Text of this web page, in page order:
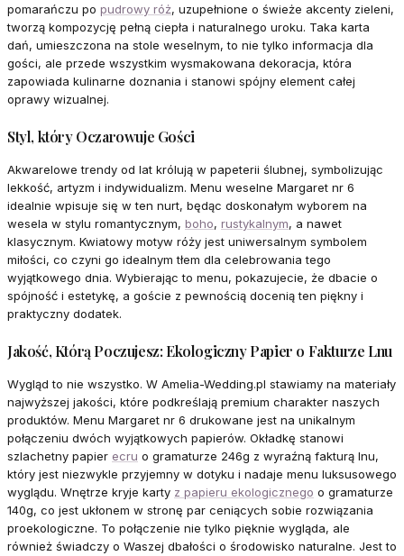
pomarańczu po pudrowy róż, uzupełnione o świeże akcenty zieleni,
tworzą kompozycję pełną ciepła i naturalnego uroku. Taka karta
dań, umieszczona na stole weselnym, to nie tylko informacja dla
gości, ale przede wszystkim wysmakowana dekoracja, która
zapowiada kulinarne doznania i stanowi spójny element całej
oprawy wizualnej.
Styl, który Oczarowuje Gości
Akwarelowe trendy od lat królują w papeterii ślubnej, symbolizując
lekkość, artyzm i indywidualizm. Menu weselne Margaret nr 6
idealnie wpisuje się w ten nurt, będąc doskonałym wyborem na
wesela w stylu romantycznym, boho, rustykalnym, a nawet
klasycznym. Kwiatowy motyw róży jest uniwersalnym symbolem
miłości, co czyni go idealnym tłem dla celebrowania tego
wyjątkowego dnia. Wybierając to menu, pokazujecie, że dbacie o
spójność i estetykę, a goście z pewnością docenią ten piękny i
praktyczny dodatek.
Jakość, Którą Poczujesz: Ekologiczny Papier o Fakturze Lnu
Wygląd to nie wszystko. W Amelia-Wedding.pl stawiamy na materiały
najwyższej jakości, które podkreślają premium charakter naszych
produktów. Menu Margaret nr 6 drukowane jest na unikalnym
połączeniu dwóch wyjątkowych papierów. Okładkę stanowi
szlachetny papier ecru o gramaturze 246g z wyraźną fakturą lnu,
który jest niezwykle przyjemny w dotyku i nadaje menu luksusowego
wyglądu. Wnętrze kryje karty z papieru ekologicznego o gramaturze
140g, co jest ukłonem w stronę par ceniących sobie rozwiązania
proekologiczne. To połączenie nie tylko pięknie wygląda, ale
również świadczy o Waszej dbałości o środowisko naturalne. Jest to